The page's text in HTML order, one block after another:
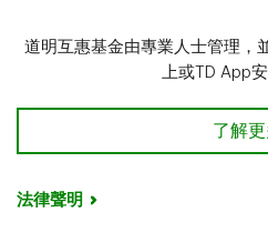
道明互惠基金由專業人士管理，
上或TD App安
了解
法律聲明